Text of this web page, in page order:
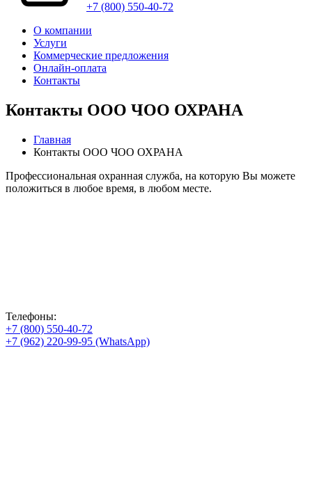
+7 (800) 550-40-72
О компании
Услуги
Коммерческие предложения
Онлайн-оплата
Контакты
Контакты ООО ЧОО ОХРАНА
Главная
Контакты ООО ЧОО ОХРАНА
Профессиональная охранная служба, на которую Вы можете
положиться в любое время, в любом месте.
Телефоны:
+7 (800) 550-40-72
+7 (962) 220-99-95 (WhatsApp)